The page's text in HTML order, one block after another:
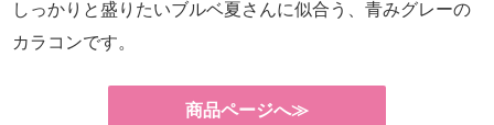
しっかりと盛りたいブルベ夏さんに似合う、青みグレーの
カラコンです。
商品ページへ≫